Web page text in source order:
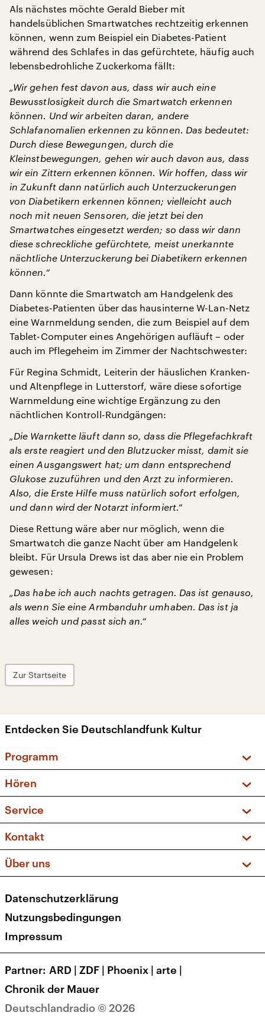
Als nächstes möchte Gerald Bieber mit
handelsüblichen Smartwatches rechtzeitig erkennen
können, wenn zum Beispiel ein Diabetes-Patient
während des Schlafes in das gefürchtete, häufig auch
lebensbedrohliche Zuckerkoma fällt:
„Wir gehen fest davon aus, dass wir auch eine
Bewusstlosigkeit durch die Smartwatch erkennen
können. Und wir arbeiten daran, andere
Schlafanomalien erkennen zu können. Das bedeutet:
Durch diese Bewegungen, durch die
Kleinstbewegungen, gehen wir auch davon aus, dass
wir ein Zittern erkennen können. Wir hoffen, dass wir
in Zukunft dann natürlich auch Unterzuckerungen
von Diabetikern erkennen können; vielleicht auch
noch mit neuen Sensoren, die jetzt bei den
Smartwatches eingesetzt werden; so dass wir dann
diese schreckliche gefürchtete, meist unerkannte
nächtliche Unterzuckerung bei Diabetikern erkennen
können.“
Dann könnte die Smartwatch am Handgelenk des
Diabetes-Patienten über das hausinterne W-Lan-Netz
eine Warnmeldung senden, die zum Beispiel auf dem
Tablet-Computer eines Angehörigen aufläuft – oder
auch im Pflegeheim im Zimmer der Nachtschwester:
Für Regina Schmidt, Leiterin der häuslichen Kranken-
und Altenpflege in Lutterstorf, wäre diese sofortige
Warnmeldung eine wichtige Ergänzung zu den
nächtlichen Kontroll-Rundgängen:
„Die Warnkette läuft dann so, dass die Pflegefachkraft
als erste reagiert und den Blutzucker misst, damit sie
einen Ausgangswert hat; um dann entsprechend
Glukose zuzuführen und den Arzt zu informieren.
Also, die Erste Hilfe muss natürlich sofort erfolgen,
und dann wird der Notarzt informiert.“
Diese Rettung wäre aber nur möglich, wenn die
Smartwatch die ganze Nacht über am Handgelenk
bleibt. Für Ursula Drews ist das aber nie ein Problem
gewesen:
„Das habe ich auch nachts getragen. Das ist genauso,
als wenn Sie eine Armbanduhr umhaben. Das ist ja
alles weich und passt sich an.“
Zur Startseite
Entdecken Sie Deutschlandfunk Kultur
Programm
Sendungen und Podcasts
Musikliste
Kakadu – Das Kinderprogramm
Hören
Frequenzen (UKW + DAB+)
Service
FAQ
Apps
Newsletter
Veranstaltungen
Kontakt
Social Media
Über uns
Presse
Karriere
Transparenz
Deutschlandradio © 2026
Datenschutzerklärung
Nutzungsbedingungen
Impressum
Partner ARD | ZDF | Phoenix | arte |
Chronik der Mauer